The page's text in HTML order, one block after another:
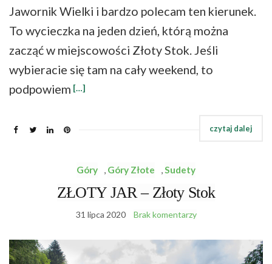
Jawornik Wielki i bardzo polecam ten kierunek.
To wycieczka na jeden dzień, którą można
zacząć w miejscowości Złoty Stok. Jeśli
wybieracie się tam na cały weekend, to
podpowiem […]
Góry , Góry Złote ,Sudety
ZŁOTY JAR – Złoty Stok
31 lipca 2020 Brak komentarzy